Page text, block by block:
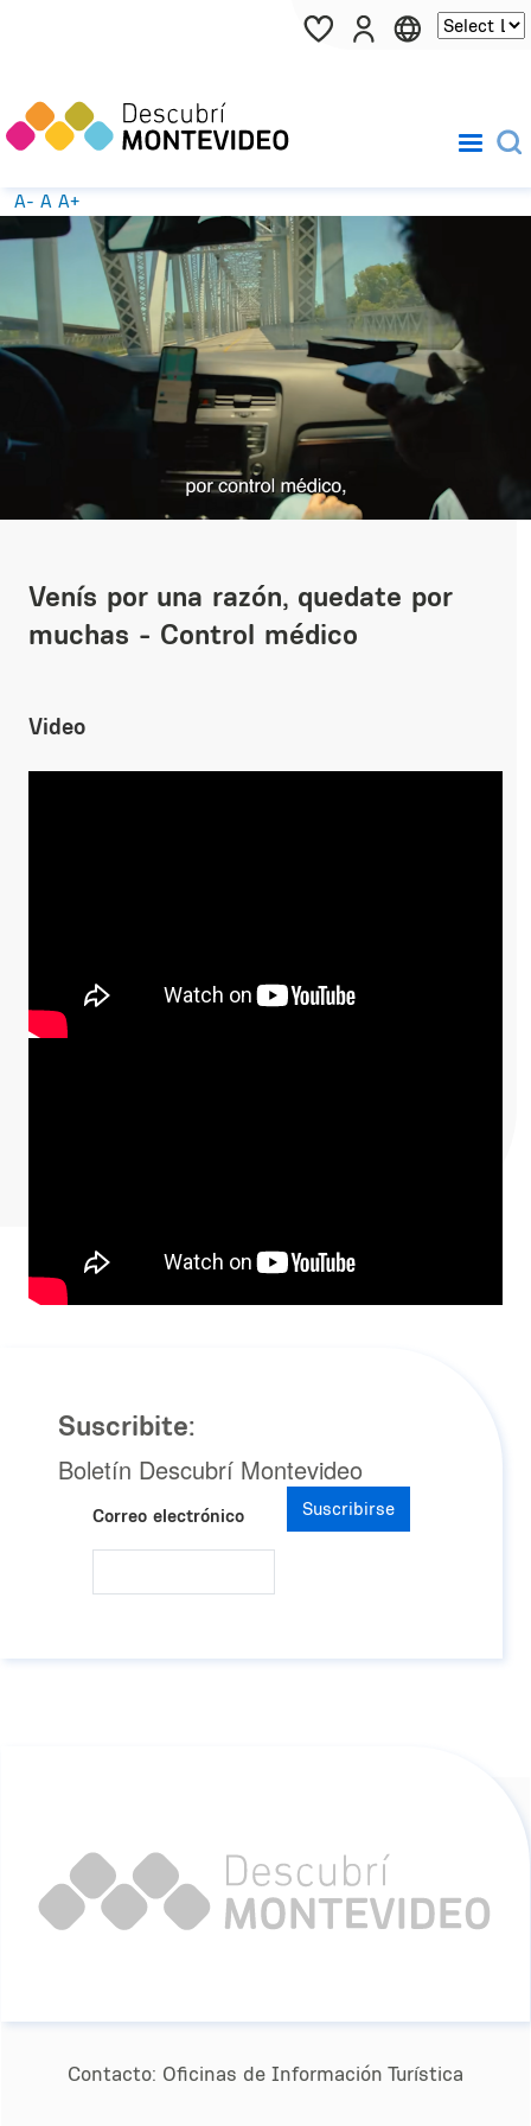
Pasar al contenido principal
A- A A+
Venís por una razón, quedate por
muchas - Control médico
Video
Suscribite:
Boletín Descubrí Montevideo
Correo electrónico Suscribirse
Contacto: Oﬁcinas de Información Turística